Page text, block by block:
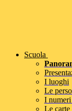
Scuola
I luoghi
Le
I numeri
Le carte